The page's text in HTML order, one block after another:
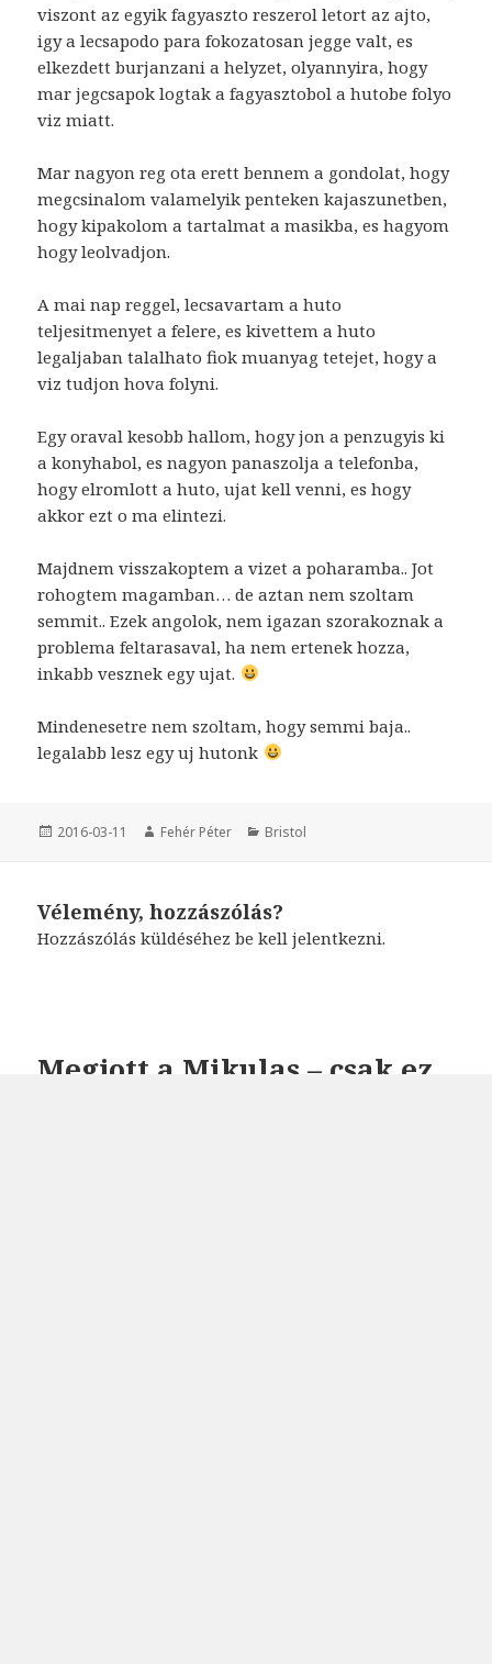
viszont az egyik fagyaszto reszerol letort az ajto,
igy a lecsapodo para fokozatosan jegge valt, es
elkezdett burjanzani a helyzet, olyannyira, hogy
mar jegcsapok logtak a fagyasztobol a hutobe folyo
viz miatt.
Mar nagyon reg ota erett bennem a gondolat, hogy
megcsinalom valamelyik penteken kajaszunetben,
hogy kipakolom a tartalmat a masikba, es hagyom
hogy leolvadjon.
A mai nap reggel, lecsavartam a huto
teljesitmenyet a felere, es kivettem a huto
legaljaban talalhato fiok muanyag tetejet, hogy a
viz tudjon hova folyni.
Egy oraval kesobb hallom, hogy jon a penzugyis ki
a konyhabol, es nagyon panaszolja a telefonba,
hogy elromlott a huto, ujat kell venni, es hogy
akkor ezt o ma elintezi.
Majdnem visszakoptem a vizet a poharamba.. Jot
rohogtem magamban… de aztan nem szoltam
semmit.. Ezek angolok, nem igazan szorakoznak a
problema feltarasaval, ha nem ertenek hozza,
inkabb vesznek egy ujat.
Mindenesetre nem szoltam, hogy semmi baja..
legalabb lesz egy uj hutonk
Közzétéve
2016-03-11 Szerző
Fehér Péter Kategória
Bristol
Vélemény, hozzászólás?
Hozzászólás küldéséhezbe kell jelentkezni.
Megjott a Mikulas – csak ez